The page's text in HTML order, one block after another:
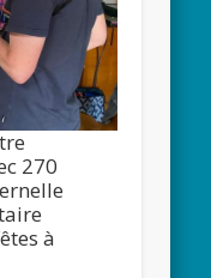
270
à